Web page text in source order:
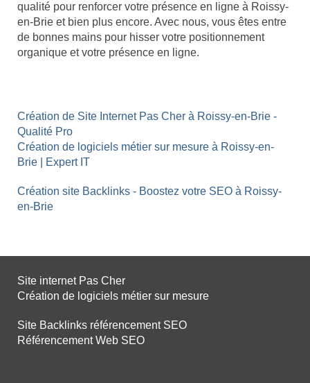
qualité pour renforcer votre présence en ligne à Roissy-
en-Brie et bien plus encore. Avec nous, vous êtes entre
de bonnes mains pour hisser votre positionnement
organique et votre présence en ligne.
Création de Site Internet Pas Cher à Roissy-en-Brie -
Qualité Pro
Création de logiciels métier sur mesure à Roissy-en-
Brie | Expert IT
Création site Backlinks - Boostez votre SEO à Roissy-
en-Brie
Site internet Pas Cher
Création de logiciels métier sur mesure
Site Backlinks référencement SEO
Référencement Web SEO